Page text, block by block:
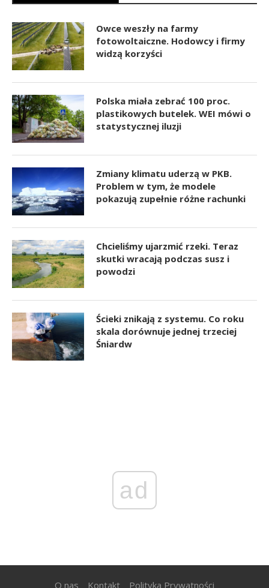
Owce weszły na farmy
fotowoltaiczne. Hodowcy i firmy
widzą korzyści
Polska miała zebrać 100 proc.
plastikowych butelek. WEI mówi o
statystycznej iluzji
Zmiany klimatu uderzą w PKB.
Problem w tym, że modele
pokazują zupełnie różne rachunki
Chcieliśmy ujarzmić rzeki. Teraz
skutki wracają podczas susz i
powodzi
Ścieki znikają z systemu. Co roku
skala dorównuje jednej trzeciej
Śniardw
ad
O nas Kontakt Polityka Prywatności